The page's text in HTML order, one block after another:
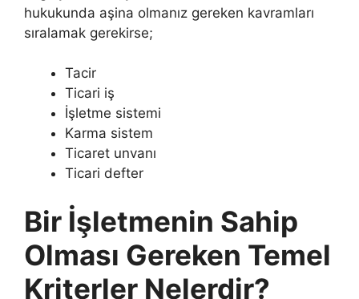
hukukunda aşina olmanız gereken kavramları
sıralamak gerekirse;
Tacir
Ticari iş
İşletme sistemi
Karma sistem
Ticaret unvanı
Ticari defter
Bir İşletmenin Sahip
Olması Gereken Temel
Kriterler Nelerdir?